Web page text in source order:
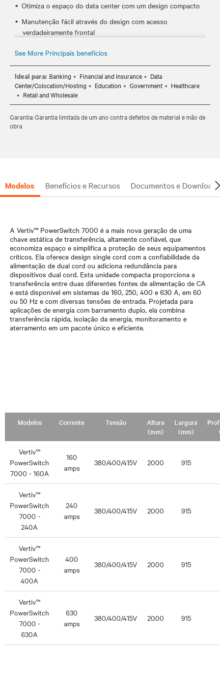
Otimiza o espaço do data center com um design compacto
Manutenção fácil através do design com acesso
verdadeiramente frontal
da energia com a captura da forma de onda
Projetada, fabricada e testada para disponibilidade global
(CE, UL)
See More Principais benefícios
Ideal para: Banking Financial and Insurance
Data
Center/Colocation/Hosting
Education Government
Healthcare
Retail and Wholesale
Garantia: Garantia limitada de um ano contra defeitos de material e mão de
obra
Modelos Benefícios e Recursos Documentos e Downloads
A Vertiv™ PowerSwitch 7000 é a mais nova geração de uma
chave estática de transferência, altamente confiável, que
economiza espaço e simplifica a proteção de seus equipamentos
críticos. Ela oferece design single cord com a confiabilidade da
alimentação de dual cord ou adiciona redundância para
dispositivos dual cord. Esta unidade compacta proporciona a
transferência entre duas diferentes fontes de alimentação de CA
e está disponível em sistemas de 160, 250, 400 e 630 A, em 60
ou 50 Hz e com diversas tensões de entrada. Projetada para
aplicações de energia com barramento duplo, ela combina
transferência rápida, isolação da energia, monitoramento e
aterramento em um pacote único e eficiente.
Modelos Corrente Tensão
Altura
(mm)
Largura
(mm)
Vertiv™
PowerSwitch
7000 - 160A
160
amps
380/400/415V 2000 915
Vertiv™
PowerSwitch
7000 -
240A
240
amps
380/400/415V 2000 915
Vertiv™
PowerSwitch
7000 -
400A
400
amps
380/400/415V 2000 915
Vertiv™
PowerSwitch
7000 -
630A
630
amps
380/400/415V 2000 915